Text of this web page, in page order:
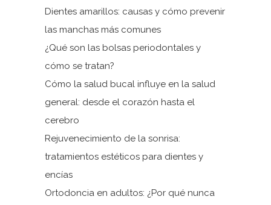
Dientes amarillos: causas y cómo prevenir
las manchas más comunes
¿Qué son las bolsas periodontales y
cómo se tratan?
Cómo la salud bucal influye en la salud
general: desde el corazón hasta el
cerebro
Rejuvenecimiento de la sonrisa:
tratamientos estéticos para dientes y
encías
Ortodoncia en adultos: ¿Por qué nunca